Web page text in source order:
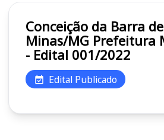
Conceição da Barra de
Minas/MG Prefeitura Municipal
- Edital 001/2022
Edital Publicado